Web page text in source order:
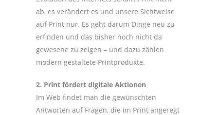
ab, es verändert es und unsere Sichtweise
auf Print nur. Es geht darum Dinge neu zu
erfinden und das bisher noch nicht da
gewesene zu zeigen – und dazu zählen
modern gestaltete Printprodukte.
2. Print fördert digitale Aktionen
Im Web findet man die gewünschten
Antworten auf Fragen, die im Print angeregt